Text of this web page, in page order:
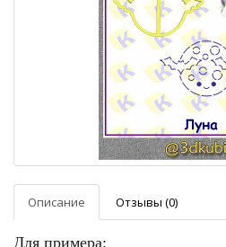
Описание Отзывы (0)
Для примера: